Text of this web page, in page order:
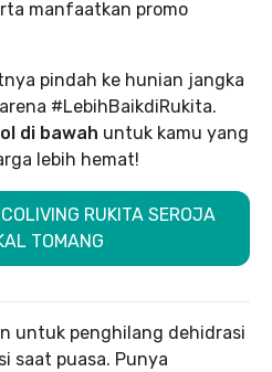
manfaatkan promo
pindah ke hunian jangka
#LebihBaikdiRukita.
di bawah untuk kamu yang
lebih hemat!
RUKITA SEROJA
TOMANG
untuk penghilang dehidrasi
saat puasa. Punya